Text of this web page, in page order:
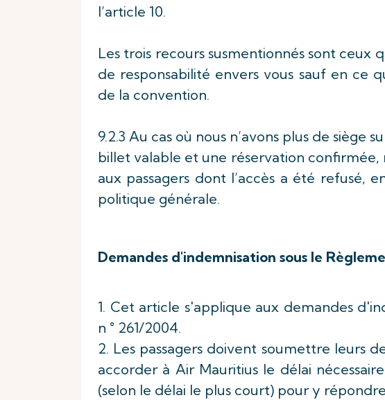
l’article 10.
Les trois recours susmentionnés sont ceux
de responsabilité envers vous sauf en ce
de la convention.
9.2.3 Au cas où nous n’avons plus de siège
billet valable et une réservation
aux passagers dont l’accès a été refusé,
politique générale.
Demandes d'indemnisation sous le
1. Cet article s'applique aux demandes
n ° 261/2004.
2. Les passagers doivent soumettre leurs
accorder à Air Mauritius le délai
(selon le délai le plus court) pour y